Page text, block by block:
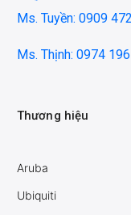
Ms. Tuyền: 0909
Ms. Thịnh: 0974
Thương hiệu
Aruba
Ubiquiti